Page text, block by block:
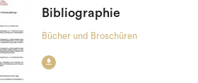
Bibliographie
Bücher und Broschüren
